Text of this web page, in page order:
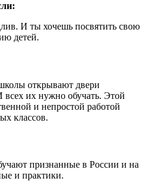
И ты хочешь посвятить свою
детей.
открывают двери
их нужно обучать. Этой
и непростой работой
классов.
признанные в России и на
и практики.